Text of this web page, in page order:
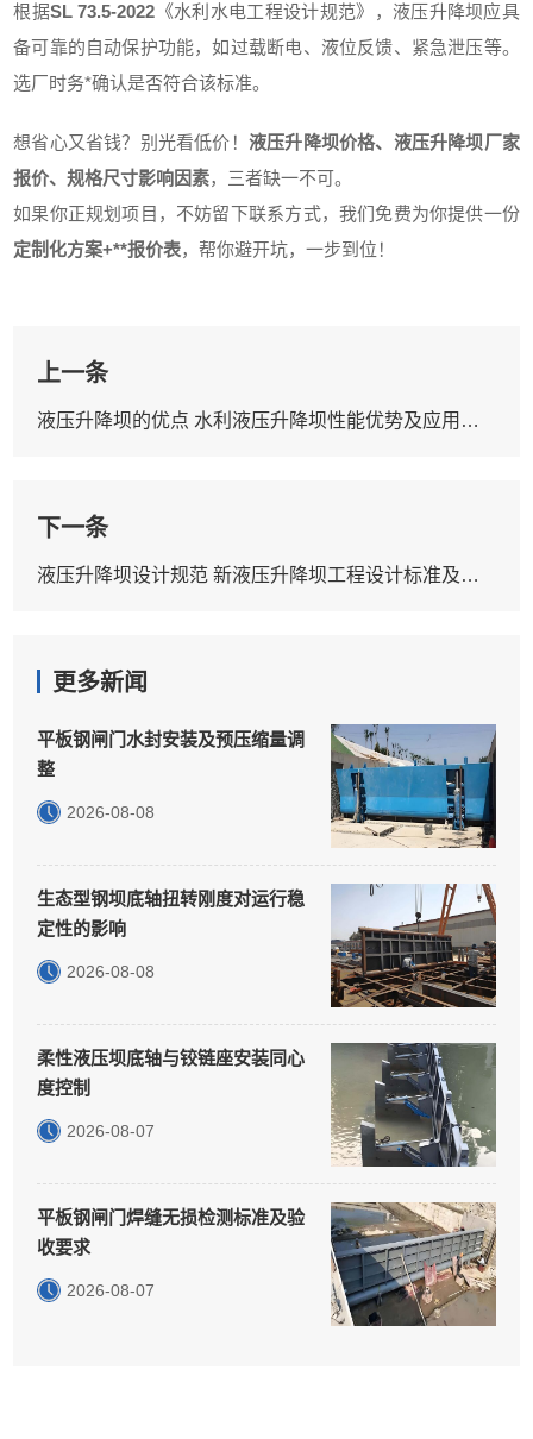
根据SL 73.5-2022 《水利水电工程设计规范》，液压升降坝应具
备可靠的自动保护功能，如过载断电、液位反馈、紧急泄压等。
选厂时务*确认是否符合该标准。
想省心又省钱？别光看低价！ 液压升降坝价格、液压升降坝厂家
报价、规格尺寸影响因素，三者缺一不可。
如果你正规划项目，不妨留下联系方式，我们免费为你提供一份
定制化方案+**报价表，帮你避开坑，一步到位！
上一条
液压升降坝的优点 水利液压升降坝性能优势及应用场景
下一条
液压升降坝设计规范 新液压升降坝工程设计标准及依据
更多新闻
平板钢闸门水封安装及预压缩量调
整
2026-08-08
生态型钢坝底轴扭转刚度对运行稳
定性的影响
2026-08-08
柔性液压坝底轴与铰链座安装同心
度控制
2026-08-07
平板钢闸门焊缝无损检测标准及验
收要求
2026-08-07